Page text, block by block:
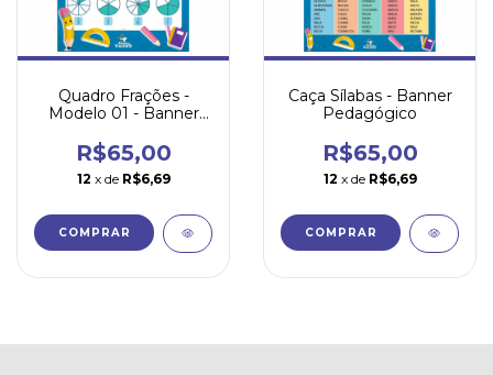
Quadro Frações -
Modelo 01 - Banner
R$65,00
12 x de R$6,69
Caça Sílabas - Banner
Pedagógico
R$65,00
12 x de R$6,69